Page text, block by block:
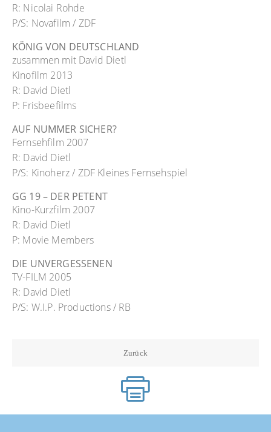
R: Nicolai Rohde
P/S: Novafilm / ZDF
KÖNIG VON DEUTSCHLAND
zusammen mit David Dietl
Kinofilm 2013
R: David Dietl
P: Frisbeefilms
AUF NUMMER SICHER?
Fernsehfilm 2007
R: David Dietl
P/S: Kinoherz / ZDF Kleines Fernsehspiel
GG 19 – DER PETENT
Kino-Kurzfilm 2007
R: David Dietl
P: Movie Members
DIE UNVERGESSENEN
TV-FILM 2005
R: David Dietl
P/S: W.I.P. Productions / RB
Zurück